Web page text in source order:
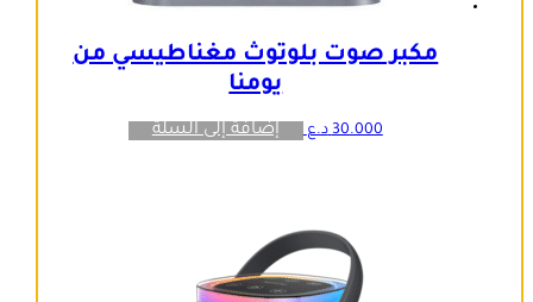
مكبر صوت بلوتوث مغناطيسي من
يومنا
30.000 د.ع إضافة إلى السلة